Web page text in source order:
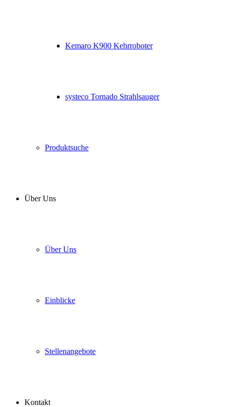
Kemaro K900 Kehrroboter
systeco Tornado Strahlsauger
Produktsuche
Über Uns
Über Uns
Einblicke
Stellenangebote
Kontakt